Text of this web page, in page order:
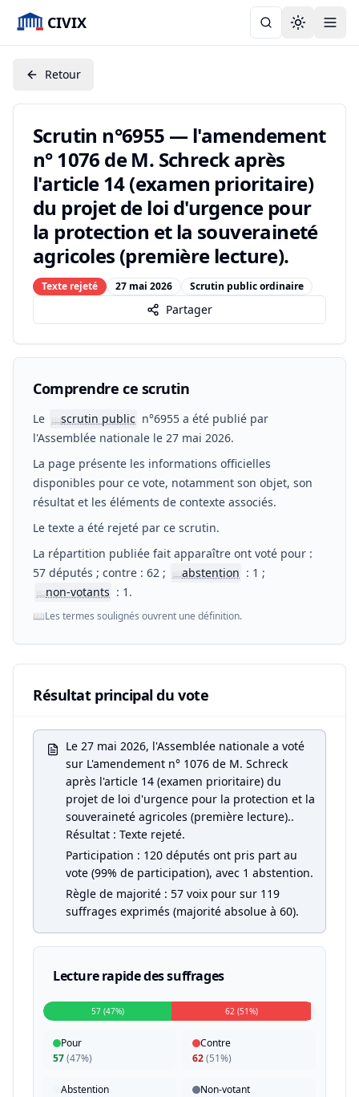
CIVIX Toggle
Retour
Scrutin n°6955 — l'amendement
n° 1076 de M. Schreck après
l'article 14 (examen prioritaire)
du projet de loi d'urgence pour
la protection et la souveraineté
agricoles (première lecture).
Texte rejeté 27 mai 2026 Scrutin public ordinaire
Partager
Comprendre ce scrutin
Le 📖scrutin public n°6955 a été publié par
l'Assemblée nationale le 27 mai 2026.
La page présente les informations officielles
disponibles pour ce vote, notamment son objet, son
résultat et les éléments de contexte associés.
Le texte a été rejeté par ce scrutin.
La répartition publiée fait apparaître ont voté pour :
57 députés ; contre : 62 ;
📖abstention : 1 ;
📖non-votants : 1.
📖Les termes soulignés ouvrent une définition.
Résultat principal du vote
Le 27 mai 2026, l'Assemblée nationale a voté
sur L'amendement n° 1076 de M. Schreck
après l'article 14 (examen prioritaire) du
projet de loi d'urgence pour la protection et la
souveraineté agricoles (première lecture)..
Résultat : Texte rejeté.
Participation : 120 députés ont pris part au
vote (99% de participation), avec 1 abstention.
Règle de majorité : 57 voix pour sur 119
suffrages exprimés (majorité absolue à 60).
Lecture rapide des suffrages
57 (47%) 62 (51%)
Pour
57(47%)
Contre
62(51%)
Abstention
Non-votant